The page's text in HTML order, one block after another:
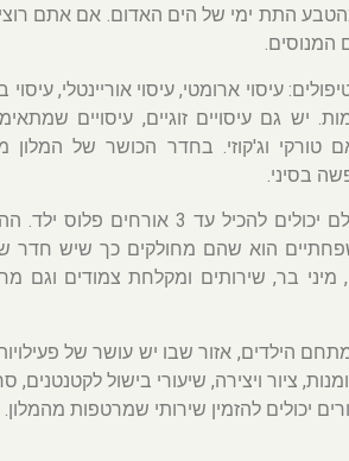
התת ימי של הים האדום. אם אתם
המנוסים.
עיסוי ארומטי, עיסוי אוריינטלי, עיסוי
יש גם עיסויים זוגיים, עיסויים
טורקי וג'קוזי. בחדר הכושר של המלון
בסיני.
6 סוגים שונים של חדרים מציעים בסאנרייז דיאמונד. כולם
הוא שהם מחולקים כך שיש חדר
מיני בר, שירותים ומקלחת צמודים וגם
הילדים, אזור שבו יש עושר של
ציור ויצירה, שיעורי בישול לקטנטנים,
יכולים להזמין שירותי שמרטפות מהמלון.